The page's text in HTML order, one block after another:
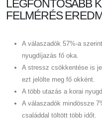
LEGFONTOSABB
FELMÉRÉS
A válaszadók 57%-a
nyugdíjazás fő oka.
A stressz csökkentése is
ezt jelölte meg fő okként.
A több utazás a korai
A válaszadók mindössze
családdal töltött több időt.